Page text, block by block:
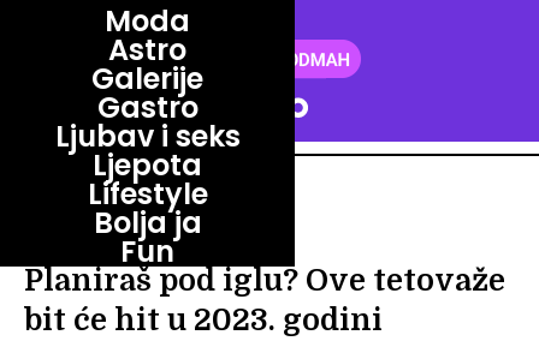
Moda
Astro
Galerije
Gastro
Ljubav i seks
Ljepota
Lifestyle
Bolja ja
Fun
LJEPOTA
TINTOM POD KOŽU
Planiraš pod iglu? Ove tetovaže
bit će hit u 2023. godini